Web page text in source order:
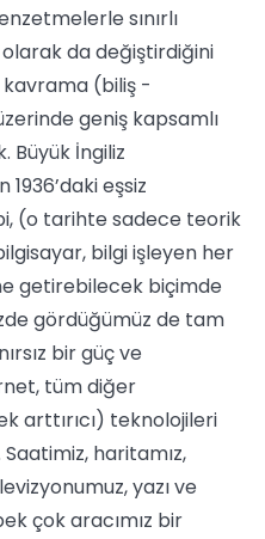
sınırlı
olarak da değiştirdiğini
(biliş -
geniş kapsamlı
Büyük İngiliz
eşsiz
(o tarihte sadece teorik
bilgi işleyen her
getirebilecek biçimde
gördüğümüz de tam
bir güç ve
tüm diğer
arttırıcı) teknolojileri
haritamız,
yazı ve
çok aracımız bir